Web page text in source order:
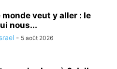
monde veut y aller : le
nous...
- 5 août 2026